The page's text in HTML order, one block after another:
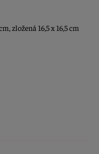
zložená 16,5 x 16,5 cm